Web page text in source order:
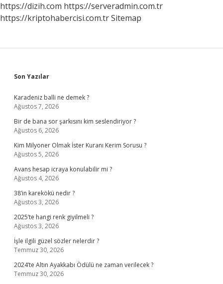
https://dizih.com https://serveradmin.com.tr
https://kriptohabercisi.com.trSitemap
Sidebar
Son Yazılar
Karadeniz balli ne demek ?
Ağustos 7, 2026
Bir de bana sor şarkısını kim seslendiriyor ?
Ağustos 6, 2026
Kim Milyoner Olmak İster Kuranı Kerim Sorusu ?
Ağustos 5, 2026
Avans hesap icraya konulabilir mi ?
Ağustos 4, 2026
38’in karekökü nedir ?
Ağustos 3, 2026
2025’te hangi renk giyilmeli ?
Ağustos 3, 2026
İşle ilgili güzel sözler nelerdir ?
Temmuz 30, 2026
2024’te Altın Ayakkabı Ödülü ne zaman verilecek ?
Temmuz 30, 2026